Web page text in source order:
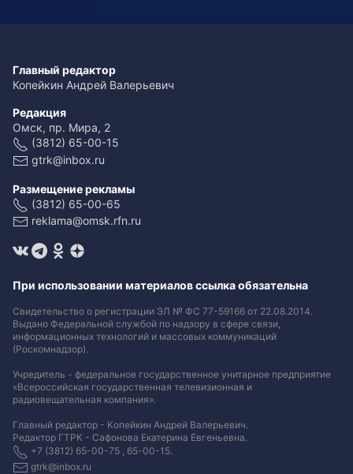
Главный редактор
Копейкин Андрей Валерьевич
Редакция
Омск, пр. Мира, 2
(3812) 65-00-15
gtrk@inbox.ru
Размещение рекламы
(3812) 65-00-65
reklama@omsk.rfn.ru
При использовании материалов ссылка обязательна
Свидетельство о регистрации ЭЛ № ФС 77-59166 от 22.08.2014.
Выдано Федеральной службой по надзору в сфере связи,
информационных технологий и массовых коммуникаций
(Роскомнадзор).
Учредитель - федеральное государственное унитарное предприятие
«Всероссийская государственная телевизионная и
радиовещательная компания».
Главный редактор - Копейкин Андрей Валерьевич.
Редактор ГТРК - Сафонова Екатерина Евгеньевна.
+7 (3812) 65-00-75 , 65-00-15.
gtrk@inbox.ru